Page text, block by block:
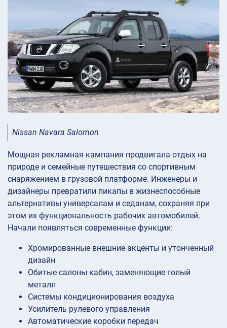
Nissan Navara Salomon
Мощная рекламная кампания продвигала отдых на
природе и семейные путешествия со спортивным
снаряжением в грузовой платформе. Инженеры и
дизайнеры превратили пикапы в жизнеспособные
альтернативы универсалам и седанам, сохраняя при
этом их функциональность рабочих автомобилей.
Начали появляться современные функции:
Хромированные внешние акценты и утонченный
дизайн
Обитые салоны кабин, заменяющие голый
металл
Системы кондиционирования воздуха
Усилитель рулевого управления
Автоматические коробки передач